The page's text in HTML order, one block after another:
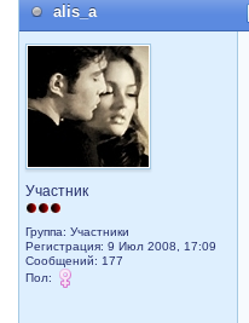
alis_a
Участник
Группа: Участники
Регистрация: 9 Июл 2008, 17:09
Сообщений: 177
Пол: